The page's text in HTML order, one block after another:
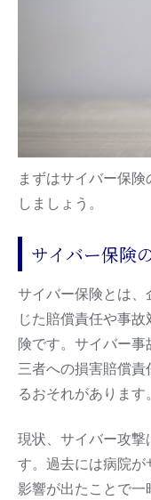
まずはサイバー保
しましょう。
サイバー保険
サイバー保険とは、
じた賠償責任や事
険です。サイバー
三者への損害賠償
るおそれがあります
現状、サイバー攻撃
す。過去には病院が
影響が出たことで一